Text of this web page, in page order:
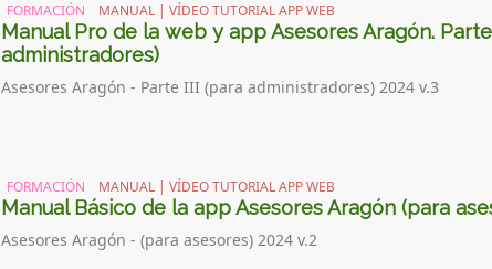
FORMACIÓN MANUAL | VÍDEO TUTORIAL APP WEB
Manual Pro de la web y app Asesores Aragón.
administradores)
Asesores Aragón - Parte III (para administradores) 2024 v.3
FORMACIÓN MANUAL | VÍDEO TUTORIAL APP WEB
Manual Básico de la app Asesores Aragón (para
Asesores Aragón - (para asesores) 2024 v.2